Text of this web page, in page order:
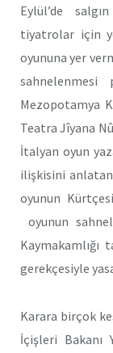
Eylül’de
tiyatrolar için
oyununa yer
Mezopotamya
Teatra Jîyana
İtalyan oyun
ilişkisini anlatan
oyunun
oyunun
Kaymakamlığı
gerekçesiyle
Karara birçok
İçişleri Bakanı